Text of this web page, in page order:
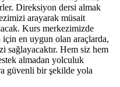
Direksiyon dersi almak
arayarak müsait
Kurs merkezimizde
en uygun olan araçlarda,
sağlayacaktır. Hem siz hem
almadan yolculuk
güvenli bir şekilde yola